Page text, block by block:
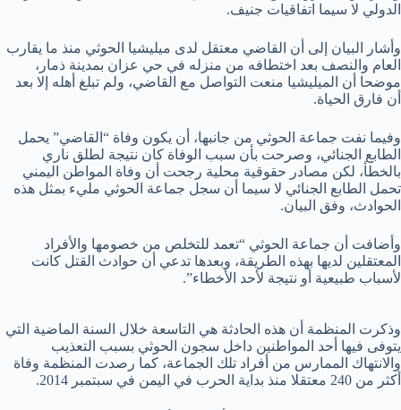
الدولي لا سيما اتفاقيات جنيف.
وأشار البيان إلى أن القاضي معتقل لدى ميليشيا الحوثي منذ ما يقارب
العام والنصف بعد اختطافه من منزله في حي عزان بمدينة ذمار،
موضحا أن الميليشيا منعت التواصل مع القاضي، ولم تبلغ أهله إلا بعد
أن فارق الحياة.
وفيما نفت جماعة الحوثي من جانبها، أن يكون وفاة “القاضي” يحمل
الطابع الجنائي، وصرحت بأن سبب الوفاة كان نتيجة لطلق ناري
بالخطأ، لكن مصادر حقوقية محلية رجحت أن وفاة المواطن اليمني
تحمل الطابع الجنائي لا سيما أن سجل جماعة الحوثي مليء بمثل هذه
الحوادث، وفق البيان.
وأضافت أن جماعة الحوثي “تعمد للتخلص من خصومها والأفراد
المعتقلين لديها بهذه الطريقة، وبعدها تدعي أن حوادث القتل كانت
لأسباب طبيعية أو نتيجة لأحد الأخطاء”.
وذكرت المنظمة أن هذه الحادثة هي التاسعة خلال السنة الماضية التي
يتوفى فيها أحد المواطنين داخل سجون الحوثي بسبب التعذيب
والانتهاك الممارس من أفراد تلك الجماعة، كما رصدت المنظمة وفاة
أكثر من 240 معتقلا منذ بداية الحرب في اليمن في سبتمبر 2014.